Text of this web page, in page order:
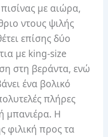
με αιώρα,
ντους ψιλής
επίσης δύο
με king-size
στη βεράντα, ενώ
ένα βολικό
πλήρες
μπανιέρα. Η
φιλική προς τα